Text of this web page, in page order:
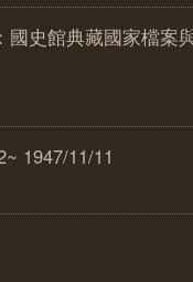
國史館典藏國家檔案
1947/11/11